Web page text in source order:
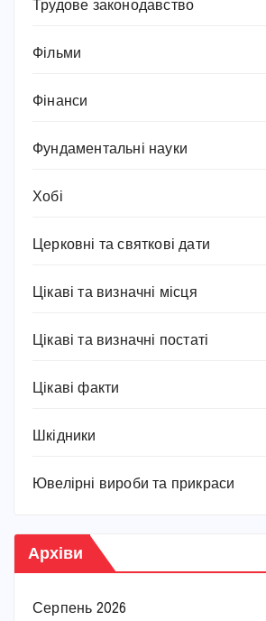
Трудове законодавство
Фільми
Фінанси
Фундаментальні науки
Хобі
Церковні та святкові дати
Цікаві та визначні місця
Цікаві та визначні постаті
Цікаві факти
Шкідники
Ювелірні вироби та прикраси
Архіви
Серпень 2026